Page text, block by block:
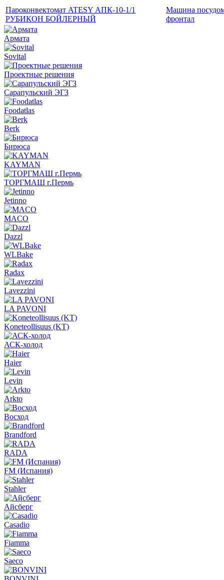
Пароконвектомат ATESY АПК-10-1/1
РУБИКОН БОЙЛЕРНЫЙ
Машина
фронтал
Армата
Sovital
Проектные решения
Сарапульский ЭГЗ
Foodatlas
Berk
Бирюса
KAYMAN
ТОРГМАШ г.Пермь
Jetinno
MACO
Dazzl
WLBake
Radax
Lavezzini
LA PAVONI
Koneteollisuus (KT)
АСК-холод
Haier
Levin
Arkto
Восход
Brandford
RADA
FM (Испания)
Stahler
Айсберг
Casadio
Fiamma
Saeco